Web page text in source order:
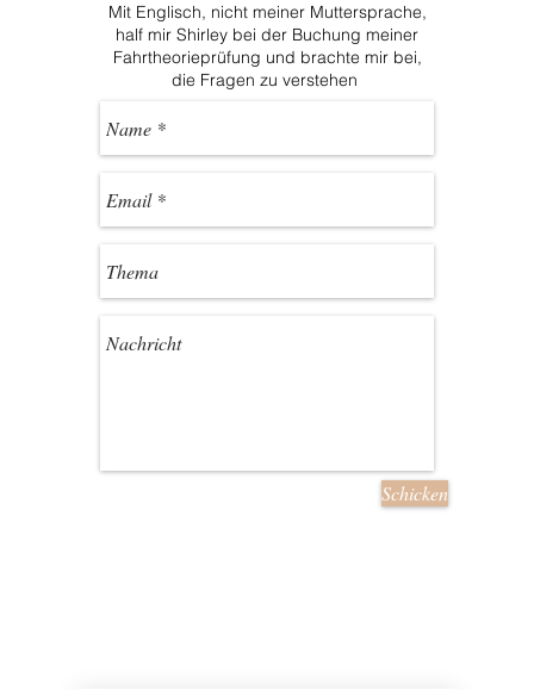
Mit Englisch, nicht meiner Muttersprache,
half mir Shirley bei der Buchung meiner
Fahrtheorieprüfung und brachte mir bei,
die Fragen zu verstehen
Schicken